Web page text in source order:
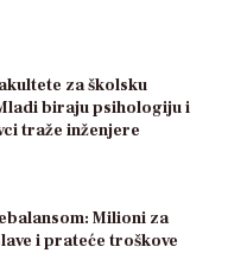
za školsku
biraju psihologiju i
traže inženjere
Milioni za
i prateće troškove